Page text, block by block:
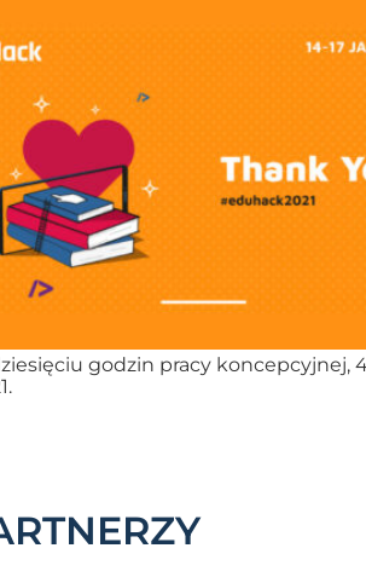
godzin pracy